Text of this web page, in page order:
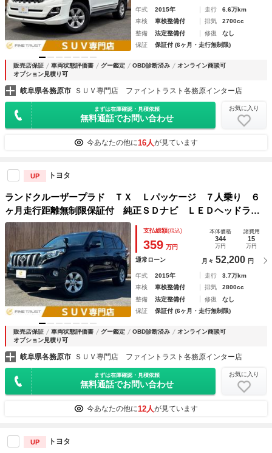
年式 2015年 走行
6.6万km
車検
車検整備付 排気
2700cc
整備
法定整備付 修復
なし
保証
保証付 (6ヶ月・走行無制限)
販売店保証 車両状態評価書 グー鑑定 OBD診断済み
オンライン商談可
オプション見積り可
岐阜県各務原市 ＳＵＶ専門店 ファイントラスト各務原インター店
まずは在庫確認・見積依頼
無料通話でお問い合わせ
お気に入り
今あなたの他に16人が見ています
UP トヨタ
ランドクルーザープラド ＴＸ Ｌパッケージ ７人乗り ６
ヶ月走行距離無制限保証付 純正ＳＤナビ ＬＥＤヘッドライ
ト 禁煙車 Ｂカメラ ＥＴＣ クルーズコントロール Ｂｌ
ｕｅｔｏｏｔｈ シートヒーター 衝突軽減ブレーキ クリア
ランスソナー ４ＷＤ
支払総額(税込)
359 万円
本体価格
344
万円
諸費用
15
万円
通常ローン 月々 52,200 円
年式 2015年 走行
3.7万km
車検
車検整備付 排気
2800cc
整備
法定整備付 修復
なし
保証
保証付 (6ヶ月・走行無制限)
販売店保証 車両状態評価書 グー鑑定 OBD診断済み
オンライン商談可
オプション見積り可
岐阜県各務原市 ＳＵＶ専門店 ファイントラスト各務原インター店
まずは在庫確認・見積依頼
無料通話でお問い合わせ
お気に入り
今あなたの他に12人が見ています
UP トヨタ